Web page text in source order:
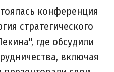
конференция
стратегического
где обсудили
включая